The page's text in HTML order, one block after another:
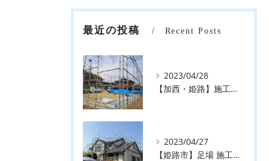
最近の投稿 Recent Posts
2023/04/28
【加西・姫路】施工事例のご紹介♪【株式会社ever】
2023/04/27
【姫路市】足場 施工事例のご紹介♪【株式会社ever】